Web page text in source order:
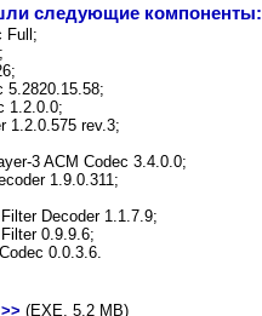
следующие компоненты:
Full;
5.2820.15.58;
1.2.0.0;
1.2.0.575 rev.3;
3 ACM Codec 3.4.0.0;
1.9.0.311;
Decoder 1.1.7.9;
0.9.9.6;
0.0.3.6.
(EXE, 5.2 MB)